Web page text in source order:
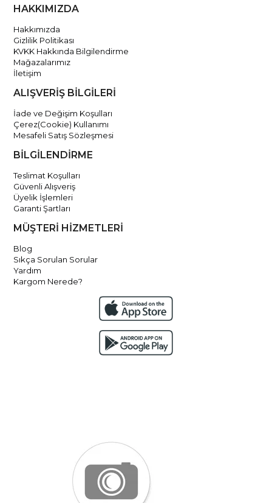
HAKKIMIZDA
Hakkımızda
Gizlilik Politikası
KVKK Hakkında Bilgilendirme
Mağazalarımız
İletişim
ALIŞVERİŞ BİLGİLERİ
İade ve Değişim Koşulları
Çerez(Cookie) Kullanımı
Mesafeli Satış Sözleşmesi
BİLGİLENDİRME
Teslimat Koşulları
Güvenli Alışveriş
Üyelik İşlemleri
Garanti Şartları
MÜŞTERİ HİZMETLERİ
Blog
Sıkça Sorulan Sorular
Yardım
Kargom Nerede?